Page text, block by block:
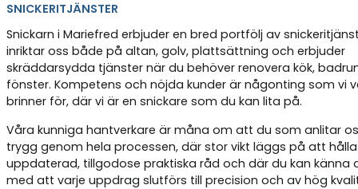
SNICKERITJÄNSTER
Snickarn i Mariefred erbjuder en bred portfölj av
inriktar oss både på altan, golv, plattsättning och erbjuder
skräddarsydda tjänster när du behöver renovera kök,
fönster. Kompetens och nöjda kunder är någonting som vi
brinner för, där vi är en snickare som du kan lita på.
Våra kunniga hantverkare är måna om att du som anlitar
trygg genom hela processen, där stor vikt läggs på att
uppdaterad, tillgodose praktiska råd och där du kan känna
med att varje uppdrag slutförs till precision och av hög